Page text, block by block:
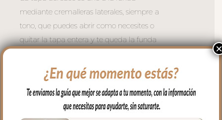
mediante cremalleras laterales, siempre a
tono, que puedes abrir como necesites o
quitar la tapa entera y te queda la funda
Para el tejido de la funda puedes elegir
en piqué de algodón o en pelo corto liso.
Con un relleno de micro fibra hueca para
×